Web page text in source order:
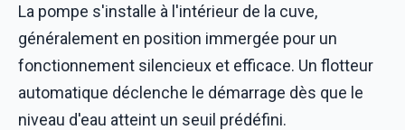
La pompe s'installe à l'intérieur de la cuve,
généralement en position immergée pour un
fonctionnement silencieux et efficace. Un flotteur
automatique déclenche le démarrage dès que le
niveau d'eau atteint un seuil prédéfini.